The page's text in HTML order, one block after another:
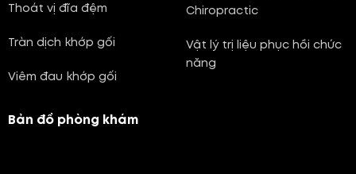
Thoát vị đĩa đệm
Tràn dịch khớp gối
Viêm đau khớp gối
Chiropractic
Vật lý trị liệu phục hồi chức
năng
Bản đồ phòng khám